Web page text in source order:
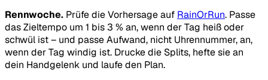
Rennwoche. Prüfe die Vorhersage auf RainOrRun. Passe
das Zieltempo um 1 bis 3 % an, wenn der Tag heiß oder
schwül ist – und passe Aufwand, nicht Uhrennummer, an,
wenn der Tag windig ist. Drucke die Splits, hefte sie an
dein Handgelenk und laufe den Plan.